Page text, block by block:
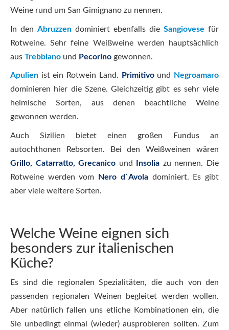
Weine rund um San Gimignano zu nennen.
In den Abruzzen dominiert ebenfalls die Sangiovese für
Rotweine. Sehr feine Weißweine werden hauptsächlich
aus Trebbiano und Pecorino gewonnen.
Apulien ist ein Rotwein Land. Primitivo und
Negroamaro
dominieren hier die Szene. Gleichzeitig gibt es sehr viele
heimische Sorten, aus denen beachtliche Weine
gewonnen werden.
Auch Sizilien bietet einen großen Fundus an
autochthonen Rebsorten. Bei den Weißweinen wären
Grillo, Catarratto, Grecanico und Insolia zu nennen. Die
Rotweine werden vom Nero d`Avola dominiert. Es gibt
aber viele weitere Sorten.
Welche Weine eignen sich
besonders zur italienischen
Küche?
Es sind die regionalen Spezialitäten, die auch von den
passenden regionalen Weinen begleitet werden wollen.
Aber natürlich fallen uns etliche Kombinationen ein, die
Sie unbedingt einmal (wieder) ausprobieren sollten. Zum